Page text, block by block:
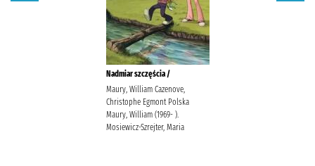
Nadmiar szczęścia /
Maury, William Cazenove,
Christophe Egmont Polska
Maury, William (1969- ).
Mosiewicz-Szrejter, Maria